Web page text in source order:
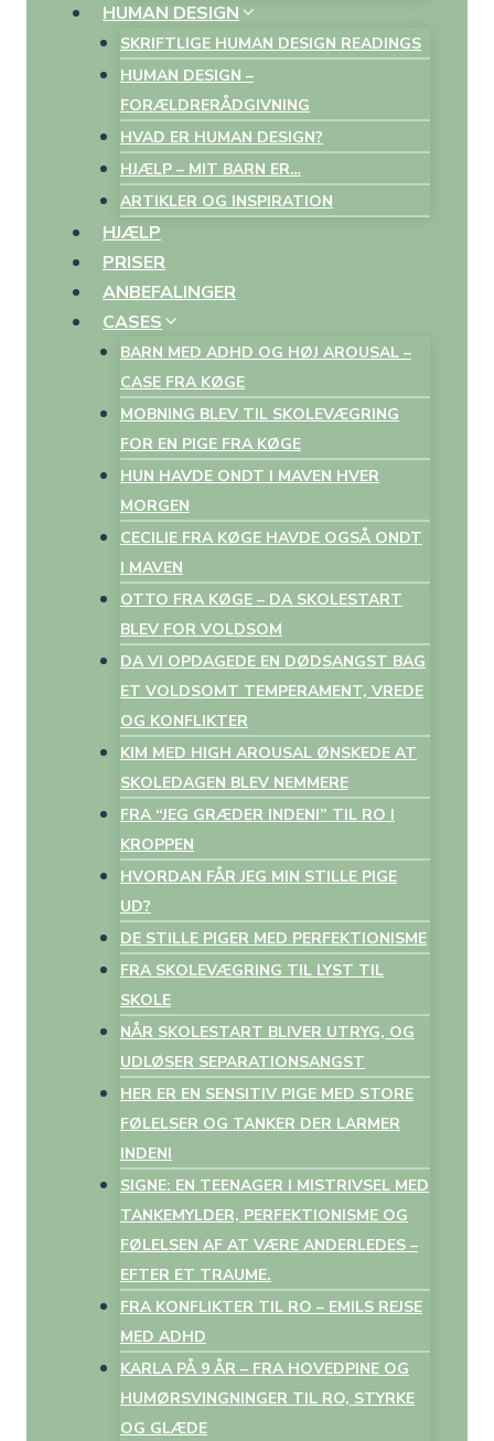
HUMAN DESIGN
SKRIFTLIGE HUMAN DESIGN READINGS
HUMAN DESIGN –
FORÆLDRERÅDGIVNING
HVAD ER HUMAN DESIGN?
HJÆLP – MIT BARN ER…
ARTIKLER OG INSPIRATION
HJÆLP
PRISER
ANBEFALINGER
CASES
BARN MED ADHD OG HØJ AROUSAL –
CASE FRA KØGE
MOBNING BLEV TIL SKOLEVÆGRING
FOR EN PIGE FRA KØGE
HUN HAVDE ONDT I MAVEN HVER
MORGEN
CECILIE FRA KØGE HAVDE OGSÅ ONDT
I MAVEN
OTTO FRA KØGE – DA SKOLESTART
BLEV FOR VOLDSOM
DA VI OPDAGEDE EN DØDSANGST BAG
ET VOLDSOMT TEMPERAMENT, VREDE
OG KONFLIKTER
KIM MED HIGH AROUSAL ØNSKEDE AT
SKOLEDAGEN BLEV NEMMERE
FRA “JEG GRÆDER INDENI” TIL RO I
KROPPEN
HVORDAN FÅR JEG MIN STILLE PIGE
UD?
DE STILLE PIGER MED PERFEKTIONISME
FRA SKOLEVÆGRING TIL LYST TIL
SKOLE
NÅR SKOLESTART BLIVER UTRYG, OG
UDLØSER SEPARATIONSANGST
HER ER EN SENSITIV PIGE MED STORE
FØLELSER OG TANKER DER LARMER
INDENI
SIGNE: EN TEENAGER I MISTRIVSEL MED
TANKEMYLDER, PERFEKTIONISME OG
FØLELSEN AF AT VÆRE ANDERLEDES –
EFTER ET TRAUME.
FRA KONFLIKTER TIL RO – EMILS REJSE
MED ADHD
KARLA PÅ 9 ÅR – FRA HOVEDPINE OG
HUMØRSVINGNINGER TIL RO, STYRKE
OG GLÆDE